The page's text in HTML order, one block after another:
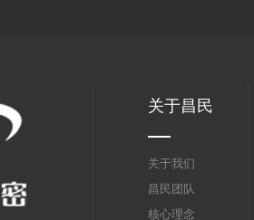
关于昌民
关于我们
昌民团队
核心理念